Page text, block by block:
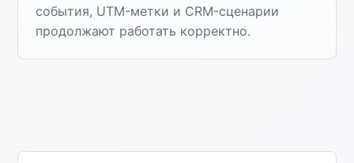
события, UTM-метки и CRM-сценарии
продолжают работать корректно.